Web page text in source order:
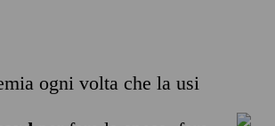
ogni volta che la usi